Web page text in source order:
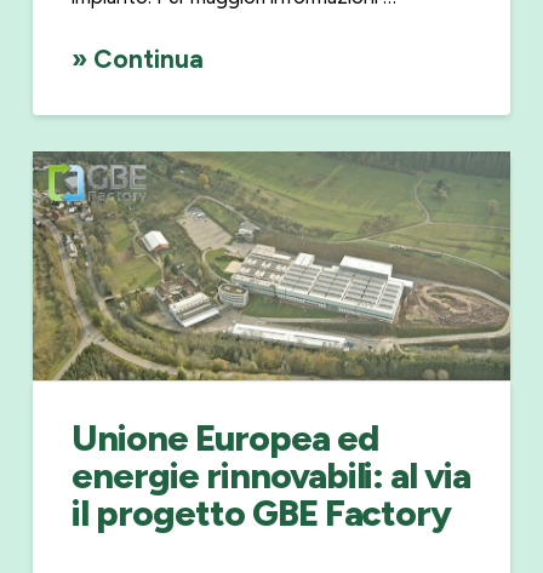
» Continua
Unione Europea ed
energie rinnovabili: al via
il progetto GBE Factory